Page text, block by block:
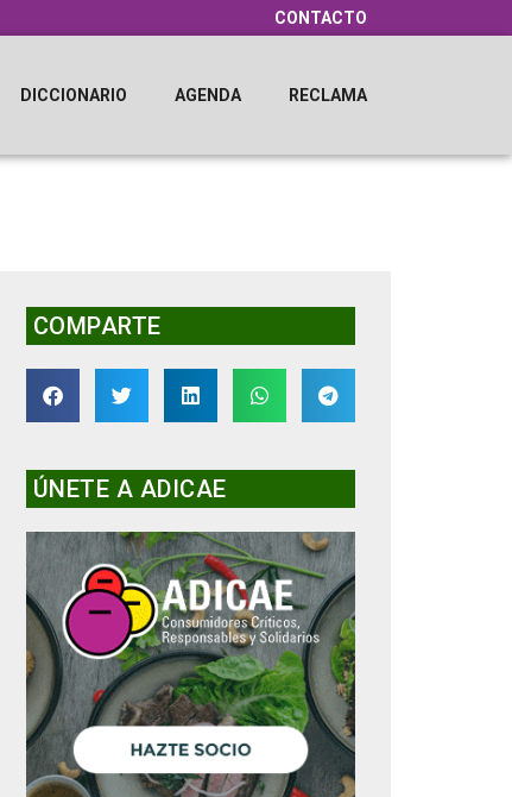
CONTACTO
DICCIONARIO AGENDA RECLAMA
COMPARTE
ÚNETE A ADICAE